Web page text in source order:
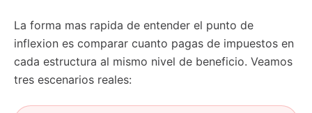
La forma mas rapida de entender el punto de
inflexion es comparar cuanto pagas de impuestos en
cada estructura al mismo nivel de beneficio. Veamos
tres escenarios reales: